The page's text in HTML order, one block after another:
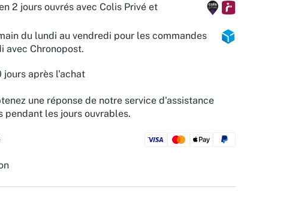
2 jours ouvrés avec Colis Privé et
du lundi au vendredi pour les commandes
avec Chronopost.
jours après l'achat
une réponse de notre service d'assistance
pendant les jours ouvrables.